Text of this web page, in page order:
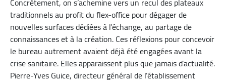
traditionnels au profit du flex-office pour dégager de
nouvelles surfaces dédiées à l’échange, au partage de
connaissances et à la création. Ces réflexions pour concevoir
le bureau autrement avaient déjà été engagées avant la
crise sanitaire. Elles apparaissent plus que jamais d’actualité.
Pierre-Yves Guice, directeur général de l’établissement